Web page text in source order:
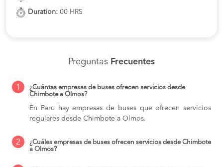
Duration: 00 HRS
Preguntas Frecuentes
1
¿Cuántas empresas de buses ofrecen servicios desde
Chimbote a Olmos?
En Peru hay empresas de buses que ofrecen servicios
regulares desde Chimbote a Olmos.
2
¿Cuáles empresas de buses ofrecen servicios desde Chimbote
a Olmos?